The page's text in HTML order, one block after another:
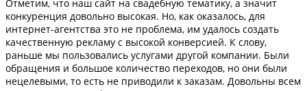
Отметим, что наш сайт на свадебную тематику, а значит
конкуренция довольно высокая. Но, как оказалось, для
интернет-агентства это не проблема, им удалось создать
качественную рекламу с высокой конверсией. К слову,
раньше мы пользовались услугами другой компании. Были
обращения и большое количество переходов, но они были
нецелевыми, то есть не приводили к заказам. Довольны всем